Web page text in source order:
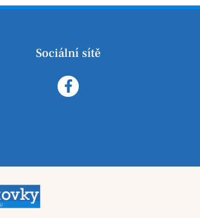
Sociální sítě